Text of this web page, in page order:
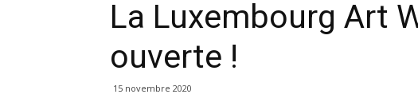
La Luxembourg Art
ouverte !
15 novembre 2020